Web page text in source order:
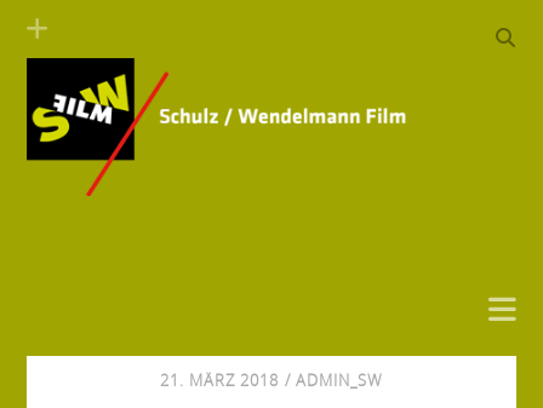
21. MÄRZ 2018 / ADMIN_SW